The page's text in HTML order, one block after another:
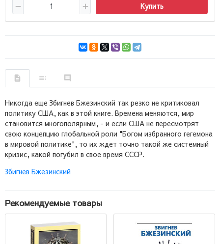
Купить
Никогда еще Збигнев Бжезинский так резко не критиковал
политику США, как в этой книге. Времена меняются, мир
становится многополярным, - и если США не пересмотрят
свою концепцию глобальной роли "Богом избранного гегемона
в мировой политике", то их ждет точно такой же системный
кризис, какой погубил в свое время СССР.
Збигнев Бжезинский
Рекомендуемые товары